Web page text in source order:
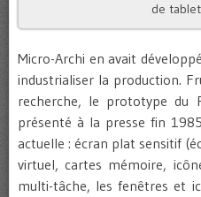
de
Micro-Archi en avait
industrialiser la production.
recherche, le prototype du
présenté à la presse fin
actuelle : écran plat sensitif
virtuel, cartes mémoire,
multi-tâche, les fenêtres et